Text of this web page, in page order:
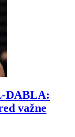
DABLA:
važne